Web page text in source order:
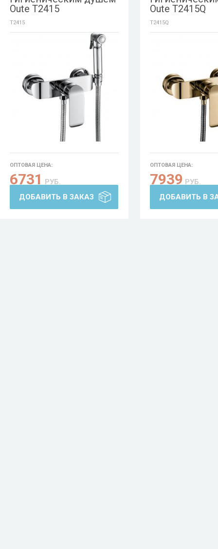
Oute T2415
T2415
ОПТОВАЯ ЦЕНА:
6731 РУБ.
ДОБАВИТЬ В ЗАКАЗ
Oute T2415Q
T2415Q
ОПТОВАЯ ЦЕНА:
7939 РУБ.
ДОБАВИТЬ В